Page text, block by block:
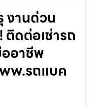
งานด่วน
ติดต่อเช่ารถ
อาชีพ
รถแบค